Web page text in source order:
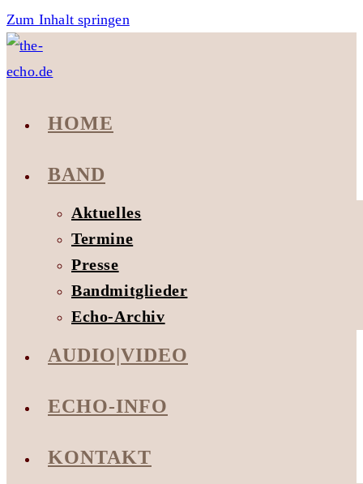
Zum Inhalt springen
HOME
BAND
Aktuelles
Termine
Presse
Bandmitglieder
Echo-Archiv
AUDIO|VIDEO
ECHO-INFO
KONTAKT